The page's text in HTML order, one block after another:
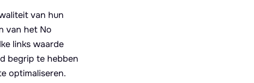
van hun
van het No
links waarde
begrip te hebben
optimaliseren.